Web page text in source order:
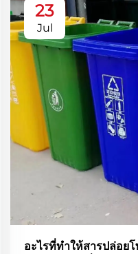
23
Jul
อะไรที่ทำให้สารปล่อย